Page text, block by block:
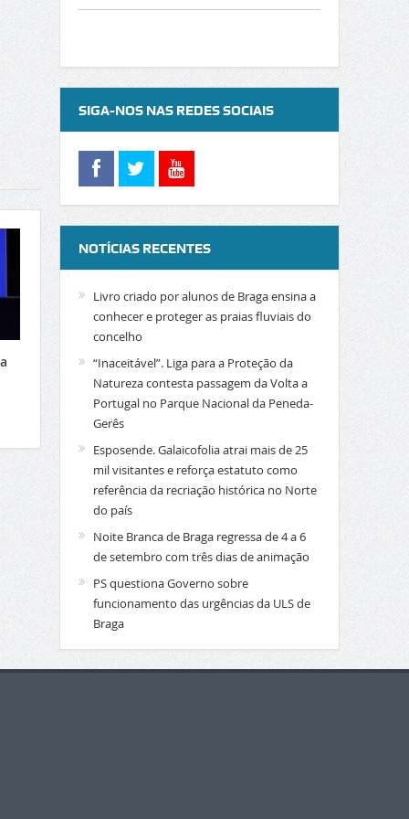
SIGA-NOS NAS REDES SOCIAIS
NOTÍCIAS RECENTES
Livro criado por alunos de Braga ensina a
conhecer e proteger as praias fluviais do
concelho
“Inaceitável”. Liga para a Proteção da
Natureza contesta passagem da Volta a
Portugal no Parque Nacional da Peneda-
Gerês
Esposende. Galaicofolia atrai mais de 25
mil visitantes e reforça estatuto como
referência da recriação histórica no Norte
do país
Noite Branca de Braga regressa de 4 a 6
de setembro com três dias de animação
PS questiona Governo sobre
funcionamento das urgências da ULS de
Braga